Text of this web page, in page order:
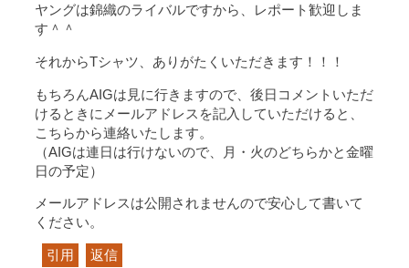
ヤングは錦織のライバルですから、レポート歓迎しま
す＾＾
それからTシャツ、ありがたくいただきます！！！
もちろんAIGは見に行きますので、後日コメントいただ
けるときにメールアドレスを記入していただけると、
こちらから連絡いたします。
（AIGは連日は行けないので、月・火のどちらかと金曜
日の予定）
メールアドレスは公開されませんので安心して書いて
ください。
引用 返信